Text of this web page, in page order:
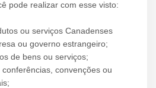
pode realizar com esse visto:
ou serviços Canadenses
ou governo estrangeiro;
de bens ou serviços;
convenções ou